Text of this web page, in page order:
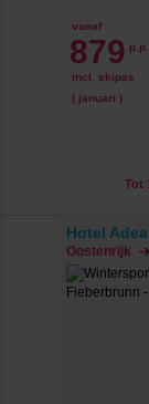
vanaf
879 p.p.
incl. skipas
( januari )
Tot
Hotel
Oostenrijk